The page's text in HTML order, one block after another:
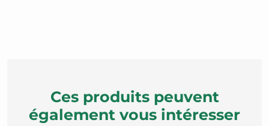
Ces produits peuvent
également vous intéresser